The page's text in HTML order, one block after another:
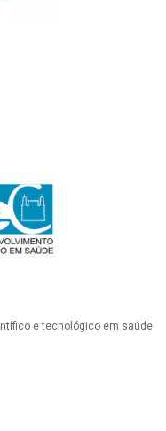
e tecnológico em saúde